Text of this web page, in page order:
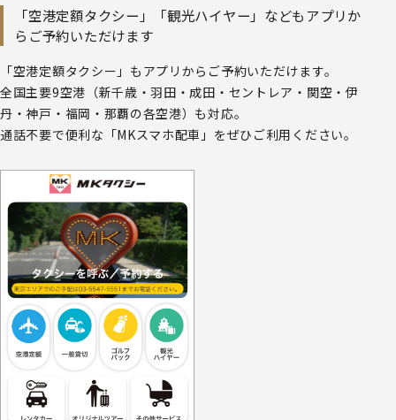
「空港定額タクシー」「観光ハイヤー」などもアプリか
らご予約いただけます
「空港定額タクシー」もアプリからご予約いただけます。
全国主要9空港（新千歳・羽田・成田・セントレア・関空・伊
丹・神戸・福岡・那覇の各空港）も対応。
通話不要で便利な「MKスマホ配車」をぜひご利用ください。